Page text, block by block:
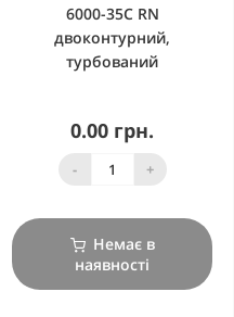
6000-35C RN
двоконтурний,
турбований
0.00 грн.
- +
Немає в
наявності